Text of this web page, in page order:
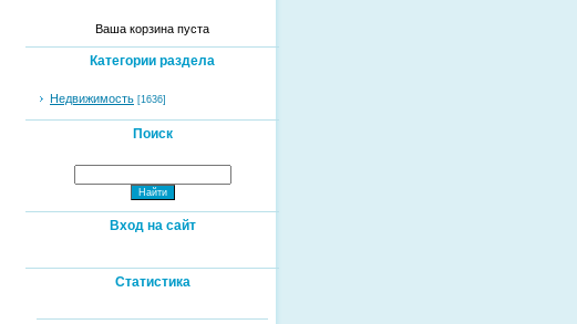
Ваша корзина пуста
Категории раздела
Недвижимость [1636]
Поиск
Вход на сайт
Статистика